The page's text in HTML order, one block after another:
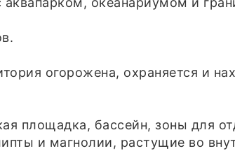
огорожена, охраняется и
площадка, бассейн, зоны для
и магнолии, растущие во